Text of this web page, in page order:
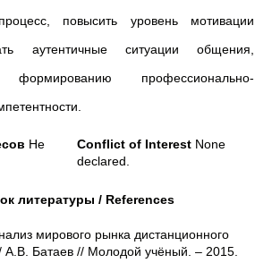
повысить уровень мотивации
аутентичные ситуации общения,
формированию профессионально-
Не
Conflict of Interest None
declared.
литературы / References
мирового рынка дистанционного
А.В. Батаев // Молодой учёный. – 2015.